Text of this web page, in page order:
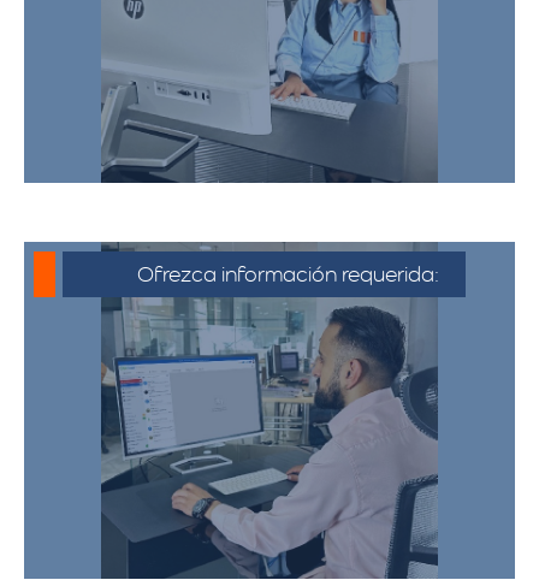
cotización, puede comunicarse a través
de whatsapp haciendo click en cotizar.​
Ofrezca información requerida:
Debe proporcionar información detallada
sobre la mudanza, incluyendo la dirección
de origen y destino, el tipo y cantidad de
pertenencias.​